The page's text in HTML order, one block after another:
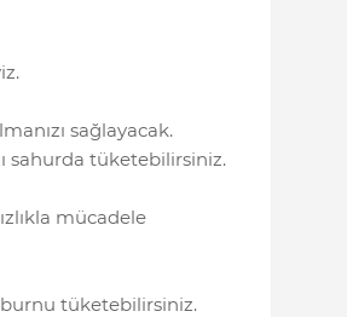
sağlayacak.
sahurda tüketebilirsiniz.
mücadele
tüketebilirsiniz.